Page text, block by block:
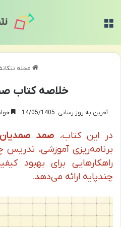
مجله
خلاصه کتاب
آخرین به روز رسانی: 14/05/1405
در این کتاب، صمد صمدیان
برنامه‌ریزی آموزشی، تدریس
راهکارهایی برای بهبود
چندپایه ارائه می‌دهد.